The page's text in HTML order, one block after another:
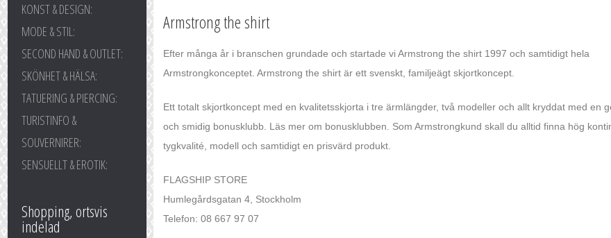
KONST & DESIGN:
MODE & STIL:
SECOND HAND & OUTLET:
SKÖNHET & HÄLSA:
TATUERING & PIERCING:
TURISTINFO &
SOUVERNIRER:
SENSUELLT & EROTIK:
Shopping, ortsvis
indelad
Armstrong the shirt
Efter många år i branschen grundade och startade vi Armstrong the shirt 1997 och samtidigt hela
Armstrongkonceptet. Armstrong the shirt är ett svenskt, familjeägt skjortkoncept.
Ett totalt skjortkoncept med en kvalitetsskjorta i tre ärmlängder, två modeller och allt kryddat med en
och smidig bonusklubb. Läs mer om bonusklubben. Som Armstrongkund skall du alltid finna hög
tygkvalité, modell och samtidigt en prisvärd produkt.
FLAGSHIP STORE
Humlegårdsgatan 4, Stockholm
Telefon: 08 667 97 07